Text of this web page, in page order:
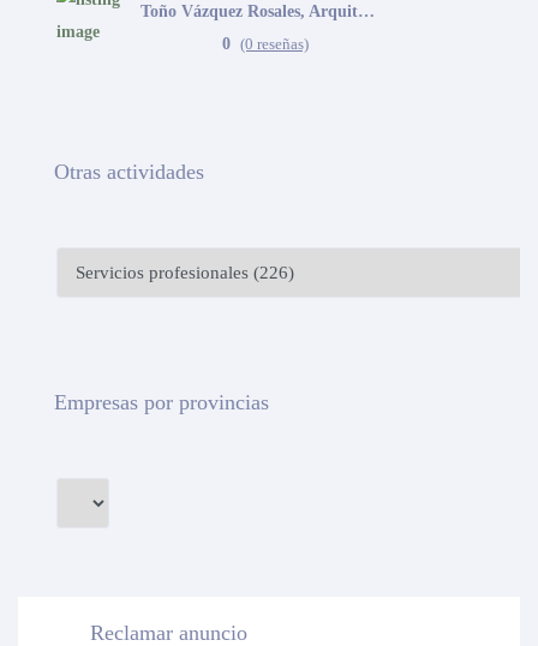
Toño Vázquez Rosales, Arquitecto
0 (0 reseñas)
Otras actividades
Empresas por provincias
Reclamar anuncio